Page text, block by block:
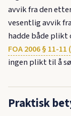
avvik fra den
vesentlig avvik
hadde både
FOA 2006 § 11-11
ingen plikt til å
Praktisk